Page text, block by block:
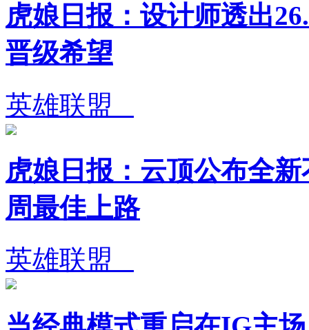
虎娘日报：设计师透出
晋级希望
英雄联盟
虎娘日报：云顶公布全
周最佳上路
英雄联盟